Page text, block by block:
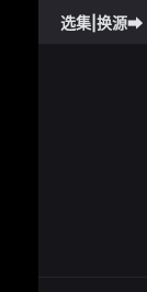
选集|换源➡